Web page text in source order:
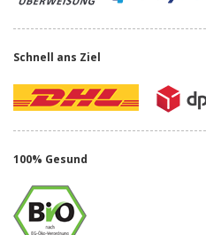
Schnell ans Ziel
100% Gesund